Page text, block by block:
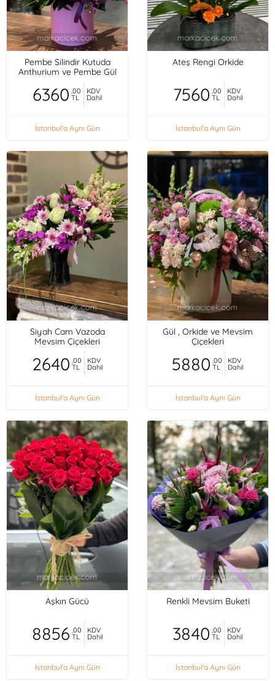
Pembe Silindir Kutuda
Anthurium ve Pembe Gül
6360 ,00
TL
KDV
Dahil
İstanbul'a Aynı Gün
Ateş Rengi Orkide
7560 ,00
TL
KDV
Dahil
İstanbul'a Aynı Gün
Siyah Cam Vazoda
Mevsim Çiçekleri
2640 ,00
TL
KDV
Dahil
İstanbul'a Aynı Gün
Gül , Orkide ve Mevsim
Çiçekleri
5880 ,00
TL
KDV
Dahil
İstanbul'a Aynı Gün
Aşkın Gücü
8856 ,00
TL
KDV
Dahil
İstanbul'a Aynı Gün
Renkli Mevsim Buketi
3840 ,00
TL
KDV
Dahil
İstanbul'a Aynı Gün